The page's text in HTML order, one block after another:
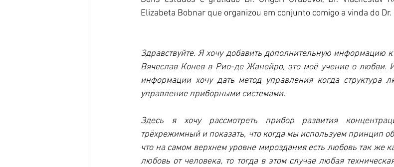
Elizabeta Bobnar que organizou em conjunto comigo a vinda do
Здравствуйте. Я хочу добавить дополнительную информацию
Вячеслав Конев в Рио-де Жанейро, это моё учение о любви.
информации хочу дать метод управления когда структура
управление приборными системами.
Здесь я хочу рассмотреть прибор развития
трёхрежимный и показать, что когда мы используем принцип
что на самом верхнем уровне мироздания есть любовь так же
любовь от человека, то тогда в этом случае любая